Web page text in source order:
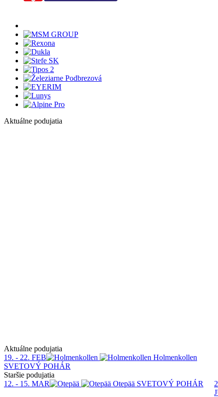
Aktuálne podujatia
Aktuálne podujatia
19. - 22. FEB
Holmenkollen
SVETOVÝ POHÁR
Staršie podujatia
12. - 15. MAR
Otepää SVETOVÝ POHÁR